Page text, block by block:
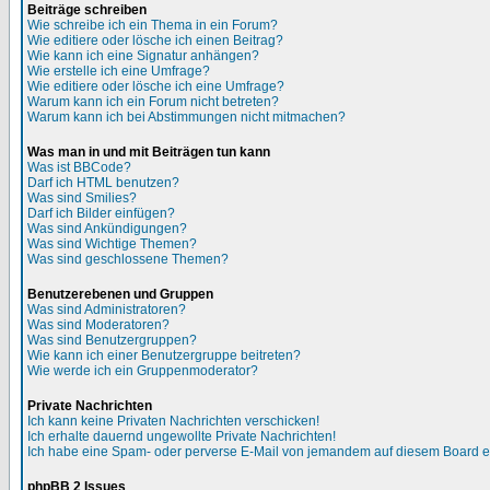
Beiträge schreiben
Wie schreibe ich ein Thema in ein Forum?
Wie editiere oder lösche ich einen Beitrag?
Wie kann ich eine Signatur anhängen?
Wie erstelle ich eine Umfrage?
Wie editiere oder lösche ich eine Umfrage?
Warum kann ich ein Forum nicht betreten?
Warum kann ich bei Abstimmungen nicht mitmachen?
Was man in und mit Beiträgen tun kann
Was ist BBCode?
Darf ich HTML benutzen?
Was sind Smilies?
Darf ich Bilder einfügen?
Was sind Ankündigungen?
Was sind Wichtige Themen?
Was sind geschlossene Themen?
Benutzerebenen und Gruppen
Was sind Administratoren?
Was sind Moderatoren?
Was sind Benutzergruppen?
Wie kann ich einer Benutzergruppe beitreten?
Wie werde ich ein Gruppenmoderator?
Private Nachrichten
Ich kann keine Privaten Nachrichten verschicken!
Ich erhalte dauernd ungewollte Private Nachrichten!
Ich habe eine Spam- oder perverse E-Mail von jemandem auf diesem Board
phpBB 2 Issues